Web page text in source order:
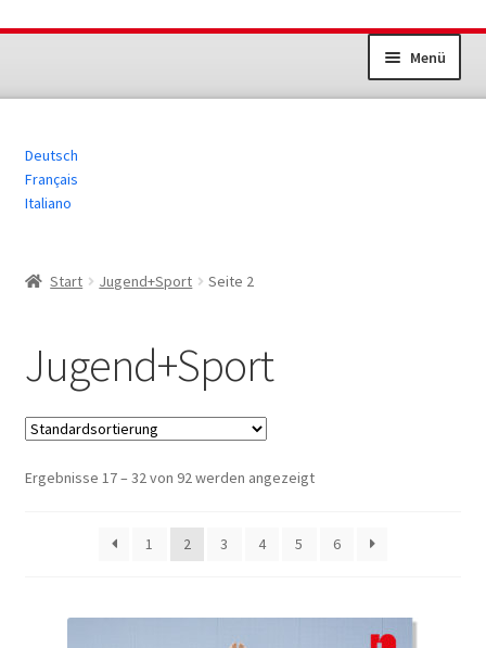
Zur
springen
Zum
springen
Menü
Jugend+Sport
Übrige Produkte
Deutsch
Français
Italiano
Start Jugend+Sport Seite 2
Jugend+Sport
Ergebnisse 17 – 32 von 92 werden angezeigt
1 2 3 4 5 6